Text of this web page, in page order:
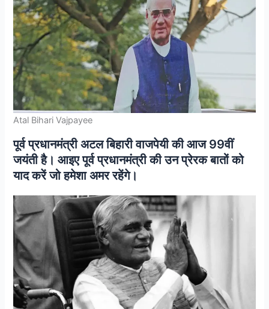
Atal Bihari Vajpayee
पूर्व प्रधानमंत्री अटल बिहारी वाजपेयी की आज 99वीं
जयंती है। आइए पूर्व प्रधानमंत्री की उन प्रेरक बातों को
याद करें जो हमेशा अमर रहेंगे।